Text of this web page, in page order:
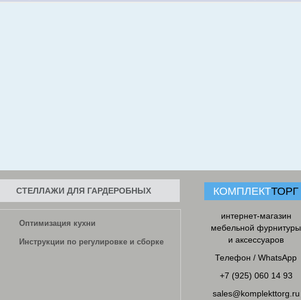
СТЕЛЛАЖИ ДЛЯ ГАРДЕРОБНЫХ
Оптимизация кухни
Инструкции по регулировке и сборке
КОМПЛЕКТТОРГ
интернет-магазин
мебельной фурнитуры
и аксессуаров
Телефон / WhatsApp
+7 (925) 060 14 93
sales@komplekttorg.ru